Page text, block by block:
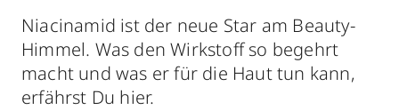
Niacinamid ist der neue Star am Beauty-
Himmel. Was den Wirkstoff so begehrt
macht und was er für die Haut tun kann,
erfährst Du hier.